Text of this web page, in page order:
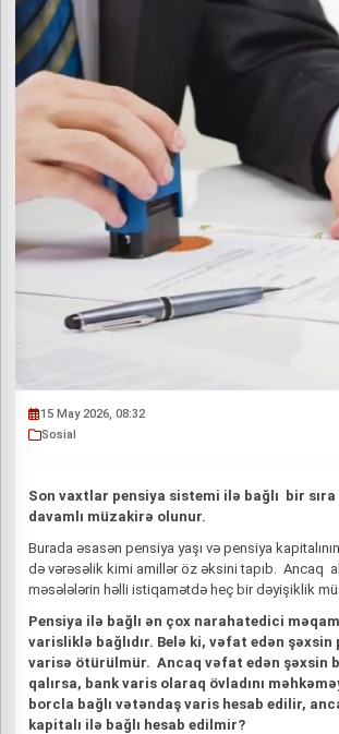
15 May 2026, 08:32
Sosial
Son vaxtlar pensiya sistemi ilə bağlı bir
davamlı müzakirə olunur.
Burada əsasən pensiya yaşı və pensiya
də vərəsəlik kimi amillər öz əksini tapıb. Ancaq
məsələlərin həlli istiqamətdə heç bir dəyişiklik
Pensiya ilə bağlı ən çox narahatedici
varisliklə bağlıdır. Belə ki, vəfat edən şəxsin
varisə ötürülmür. Ancaq vəfat edən şəxsin
qalırsa, bank varis olaraq övladını
borcla bağlı vətəndaş varis hesab edilir,
kapitalı ilə bağlı hesab edilmir?